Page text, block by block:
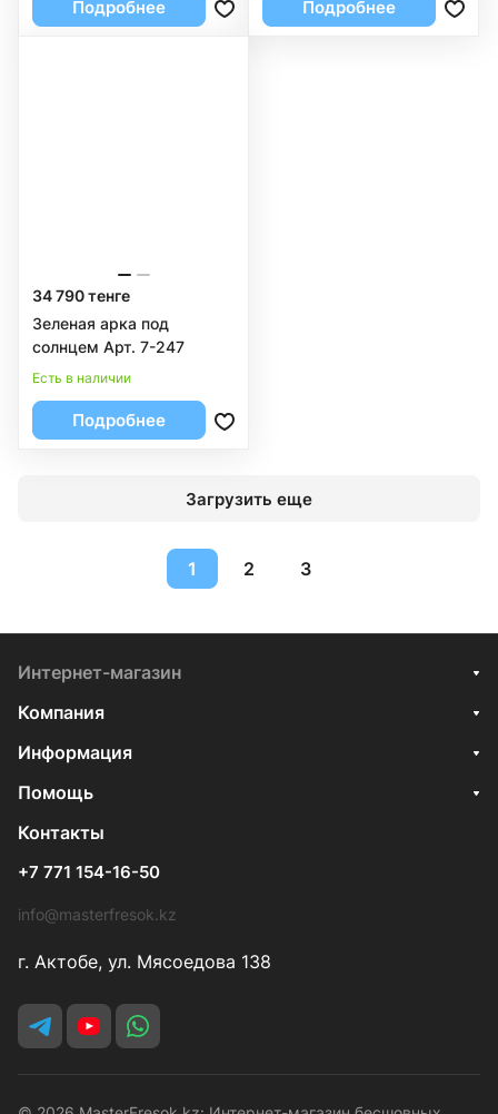
Подробнее Подробнее
34 790 тенге
Зеленая арка под
солнцем Арт. 7-247
Есть в наличии
Подробнее
Загрузить еще
1 2 3
Интернет-магазин
Компания
Информация
Помощь
Контакты
+7 771 154-16-50
info@masterfresok.kz
г. Актобе, ул. Мясоедова 138